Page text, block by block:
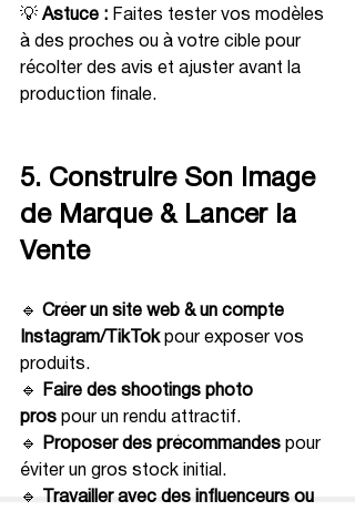
💡 Astuce : Faites tester vos modèles
à des proches ou à votre cible pour
récolter des avis et ajuster avant la
production finale.
5. Construire Son Image
de Marque & Lancer la
Vente
🔹 Créer un site web & un compte
Instagram/TikTok pour exposer vos
produits.
🔹
Faire des shootings photo
pros pour un rendu attractif.
🔹
Proposer des précommandes pour
éviter un gros stock initial.
🔹
Travailler avec des influenceurs ou